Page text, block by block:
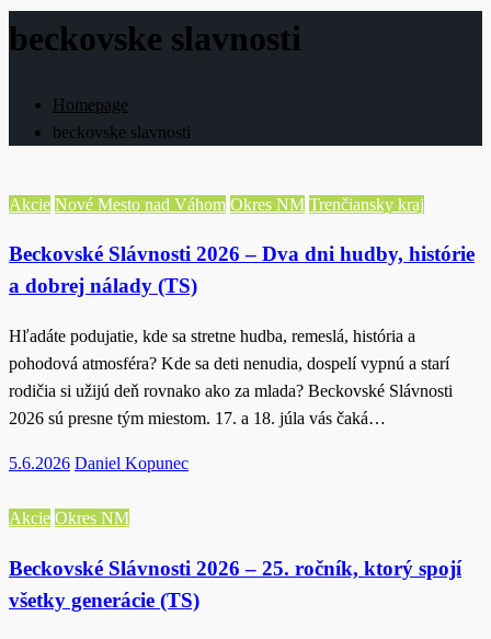
beckovske slavnosti
Homepage
beckovske slavnosti
Akcie Nové Mesto nad Váhom Okres NM Trenčiansky kraj
Beckovské Slávnosti 2026 – Dva dni hudby, histórie
a dobrej nálady (TS)
Hľadáte podujatie, kde sa stretne hudba, remeslá, história a
pohodová atmosféra? Kde sa deti nenudia, dospelí vypnú a starí
rodičia si užijú deň rovnako ako za mlada? Beckovské Slávnosti
2026 sú presne tým miestom. 17. a 18. júla vás čaká…
Posted
5.6.2026 Daniel Kopunec
Akcie Okres NM
Beckovské Slávnosti 2026 – 25. ročník, ktorý spojí
všetky generácie (TS)